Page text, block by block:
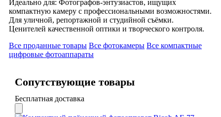
Идеально для: Фотографов-энтузиастов, ищущих
компактную камеру с профессиональными возможностями.
Для уличной, репортажной и студийной съёмки.
Ценителей качественной оптики и творческого контроля.
Все проданные товары Все фотокамеры Все компактные
цифровые фотоаппараты
Сопутствующие товары
Бесплатная доставка